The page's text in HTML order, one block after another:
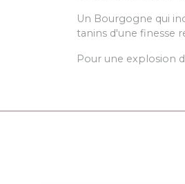
Un Bourgogne qui
tanins d'une finesse
Pour une explosion